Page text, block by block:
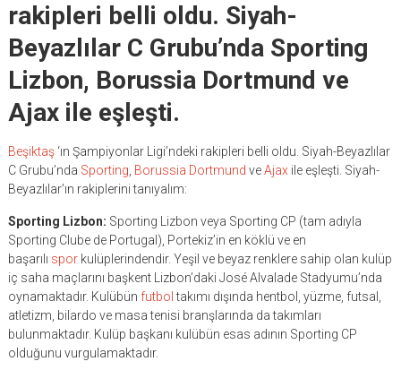
rakipleri belli oldu. Siyah-
Beyazlılar C Grubu’nda Sporting
Lizbon, Borussia Dortmund ve
Ajax ile eşleşti.
Beşiktaş ‘ın Şampiyonlar Ligi’ndeki rakipleri belli oldu. Siyah-Beyazlılar
C Grubu’nda Sporting Borussia Dortmund veAjax ile eşleşti. Siyah-
Beyazlılar’ın rakiplerini tanıyalım:
Sporting Lizbon: Sporting Lizbon veya Sporting CP (tam adıyla
Sporting Clube de Portugal), Portekiz’in en köklü ve en
başarılı spor kulüplerindendir. Yeşil ve beyaz renklere sahip olan kulüp
iç saha maçlarını başkent Lizbon’daki José Alvalade Stadyumu’nda
oynamaktadır. Kulübün futboltakımı dışında hentbol, yüzme, futsal,
atletizm, bilardo ve masa tenisi branşlarında da takımları
bulunmaktadır. Kulüp başkanı kulübün esas adının Sporting CP
olduğunu vurgulamaktadır.